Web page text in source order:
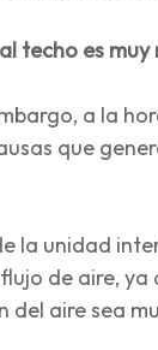
techo es
a la
que
la unidad
de aire, ya
aire sea